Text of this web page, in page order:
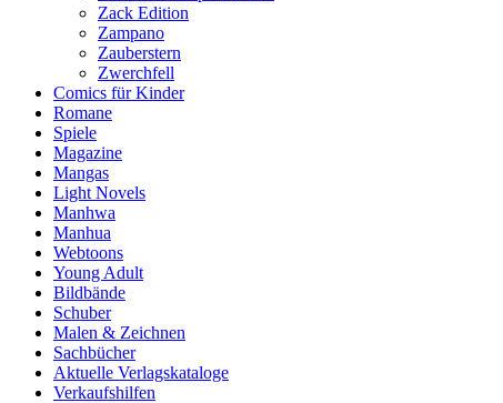
Zack Edition
Zampano
Zauberstern
Zwerchfell
Comics für Kinder
Romane
Spiele
Magazine
Mangas
Light Novels
Manhwa
Manhua
Webtoons
Young Adult
Bildbände
Schuber
Malen & Zeichnen
Sachbücher
Aktuelle Verlagskataloge
Verkaufshilfen